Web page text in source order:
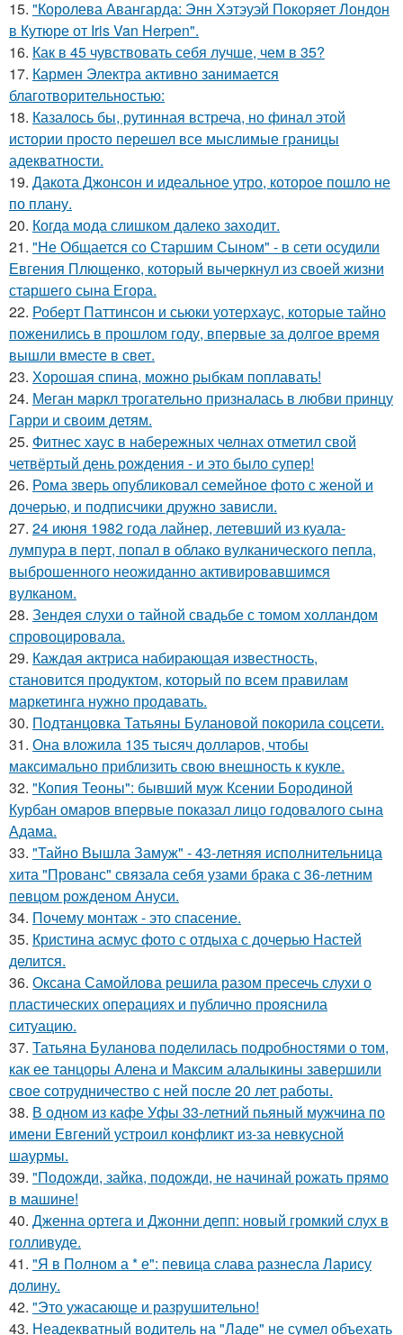
15. "Королева Авангарда: Энн Хэтэуэй Покоряет Лондон
в Кутюре от Iris Van Herpen".
16. Как в 45 чувствовать себя лучше, чем в 35?
17. Кармен Электра активно занимается
благотворительностью:
18. Казалось бы, рутинная встреча, но финал этой
истории просто перешел все мыслимые границы
адекватности.
19. Дакота Джонсон и идеальное утро, которое пошло не
по плану.
20. Когда мода слишком далеко заходит.
21. "Не Общается со Старшим Сыном" - в сети осудили
Евгения Плющенко, который вычеркнул из своей жизни
старшего сына Егора.
22. Роберт Паттинсон и сьюки уотерхаус, которые тайно
поженились в прошлом году, впервые за долгое время
вышли вместе в свет.
23. Хорошая спина, можно рыбкам поплавать!
24. Меган маркл трогательно призналась в любви принцу
Гарри и своим детям.
25. Фитнес хаус в набережных челнах отметил свой
четвёртый день рождения - и это было супер!
26. Рома зверь опубликовал семейное фото с женой и
дочерью, и подписчики дружно зависли.
27. 24 июня 1982 года лайнер, летевший из куала-
лумпура в перт, попал в облако вулканического пепла,
выброшенного неожиданно активировавшимся
вулканом.
28. Зендея слухи о тайной свадьбе с томом холландом
спровоцировала.
29. Каждая актриса набирающая известность,
становится продуктом, который по всем правилам
маркетинга нужно продавать.
30. Подтанцовка Татьяны Булановой покорила соцсети.
31. Она вложила 135 тысяч долларов, чтобы
максимально приблизить свою внешность к кукле.
32. "Копия Теоны": бывший муж Ксении Бородиной
Курбан омаров впервые показал лицо годовалого сына
Адама.
33. "Тайно Вышла Замуж" - 43-летняя исполнительница
хита "Прованс" связала себя узами брака с 36-летним
певцом рожденом Ануси.
34. Почему монтаж - это спасение.
35. Кристина асмус фото с отдыха с дочерью Настей
делится.
36. Оксана Самойлова решила разом пресечь слухи о
пластических операциях и публично прояснила
ситуацию.
37. Татьяна Буланова поделилась подробностями о том,
как ее танцоры Алена и Максим алалыкины завершили
свое сотрудничество с ней после 20 лет работы.
38. В одном из кафе Уфы 33-летний пьяный мужчина по
имени Евгений устроил конфликт из-за невкусной
шаурмы.
39. "Подожди, зайка, подожди, не начинай рожать прямо
в машине!
40. Дженна ортега и Джонни депп: новый громкий слух в
голливуде.
41. "Я в Полном а * е": певица слава разнесла Ларису
долину.
42. "Это ужасающе и разрушительно!
43. Неадекватный водитель на "Ладе" не сумел объехать